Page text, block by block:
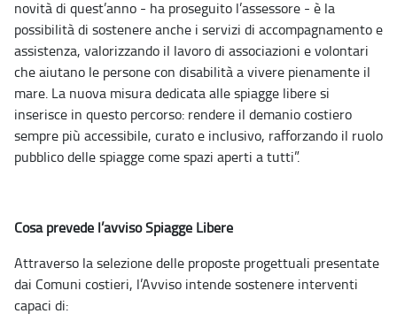
novità di quest’anno - ha proseguito l’assessore - è la
possibilità di sostenere anche i servizi di accompagnamento e
assistenza, valorizzando il lavoro di associazioni e volontari
che aiutano le persone con disabilità a vivere pienamente il
mare. La nuova misura dedicata alle spiagge libere si
inserisce in questo percorso: rendere il demanio costiero
sempre più accessibile, curato e inclusivo, rafforzando il ruolo
pubblico delle spiagge come spazi aperti a tutti”.
Cosa prevede l’avviso Spiagge Libere
Attraverso la selezione delle proposte progettuali presentate
dai Comuni costieri, l’Avviso intende sostenere interventi
capaci di: